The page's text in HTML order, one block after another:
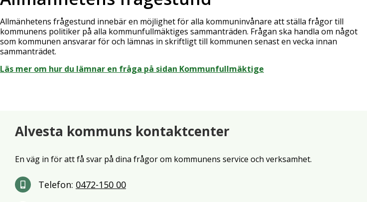
Allmänhetens frågestund innebär en möjlighet för alla kommuninvånare att ställa frågor till
kommunens politiker på alla kommunfullmäktiges sammanträden. Frågan ska handla om något
som kommunen ansvarar för och lämnas in skriftligt till kommunen senast en vecka innan
sammanträdet.
Läs mer om hur du lämnar en fråga på sidan Kommunfullmäktige
Alvesta kommuns kontaktcenter
En väg in för att få svar på dina frågor om kommunens service och verksamhet.
Telefon: 0472-150 00